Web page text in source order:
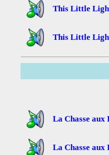
This Little
This Little
La Chasse
La Chasse aux